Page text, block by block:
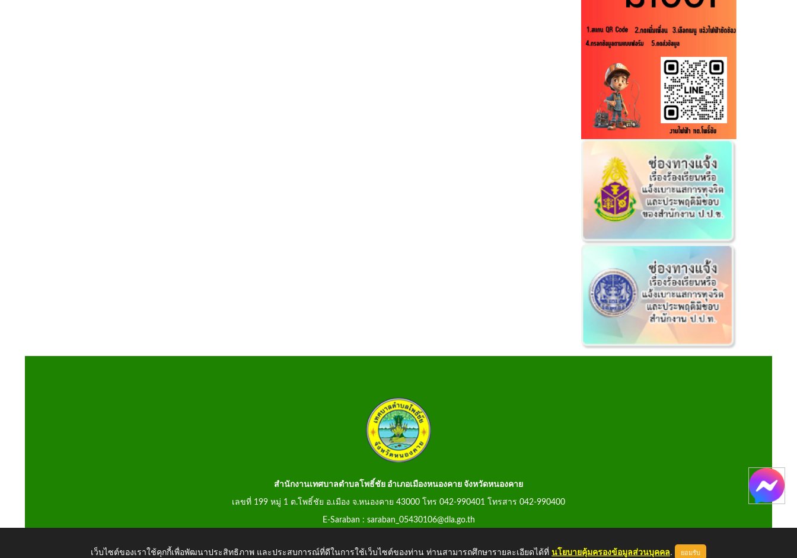
สำนักงานเทศบาลตำบลโพธิ์ชัย อำเภอเมืองหนองคาย จังหวัดหนองคาย
เลขที่ 199 หมู่ 1 ต.โพธิ์ชัย อ.เมือง จ.หนองคาย 43000 โทร 042-990401 โทรสาร 042-990400
E-Saraban : saraban_05430106@dla.go.th
เว็บไซต์ของเราใช้คุกกี้เพื่อพัฒนาประสิทธิภาพ และประสบการณ์ที่ดีในการใช้เว็บไซต์ของท่าน ท่านสามารถศึกษารายละเอียดได้ที่ นโยบายคุ้มครองข้อมูลส่วนบุคคล. ยอมรับ